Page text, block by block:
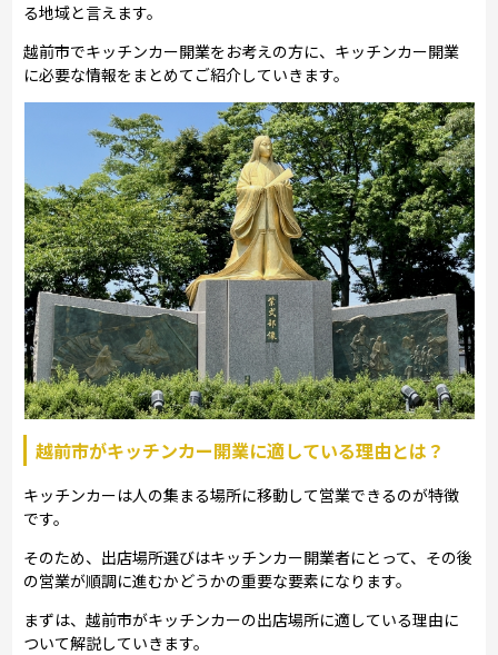
る地域と言えます。
越前市でキッチンカー開業をお考えの方に、キッチンカー開業
に必要な情報をまとめてご紹介していきます。
越前市がキッチンカー開業に適している理由とは？
キッチンカーは人の集まる場所に移動して営業できるのが特徴
です。
そのため、出店場所選びはキッチンカー開業者にとって、その後
の営業が順調に進むかどうかの重要な要素になります。
まずは、越前市がキッチンカーの出店場所に適している理由に
ついて解説していきます。